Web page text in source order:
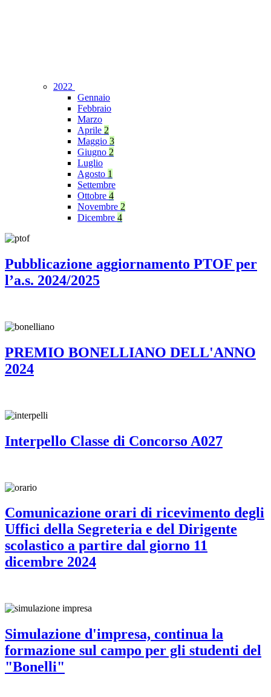
2022
Gennaio
Febbraio
Marzo
Aprile 2
Maggio 3
Giugno 2
Luglio
Agosto 1
Settembre
Ottobre 4
Novembre 2
Dicembre 4
Pubblicazione aggiornamento PTOF per
l’a.s. 2024/2025
PREMIO BONELLIANO DELL'ANNO
2024
Interpello Classe di Concorso A027
Comunicazione orari di ricevimento degli
Uffici della Segreteria e del Dirigente
scolastico a partire dal giorno 11
dicembre 2024
Simulazione d'impresa, continua la
formazione sul campo per gli studenti del
"Bonelli"